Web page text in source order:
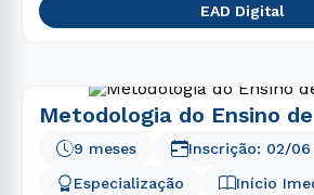
EAD Digital
Metodologia do Ensino
Especialização
9 meses
Início
Inscrição: 02/06